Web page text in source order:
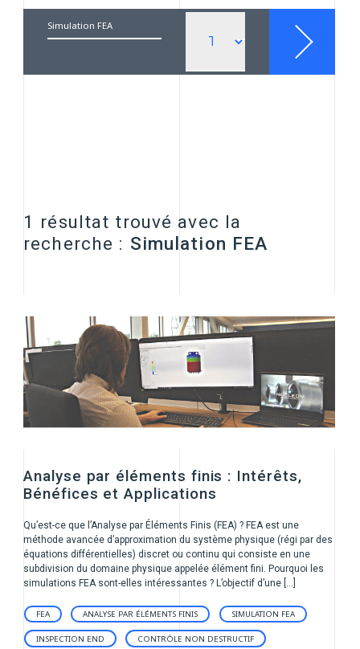
1 résultat trouvé avec la
recherche : Simulation FEA
Analyse par éléments finis : Intérêts,
Bénéfices et Applications
Qu’est-ce que l’Analyse par Éléments Finis (FEA) ? FEA est une
méthode avancée d’approximation du système physique (régi par des
équations différentielles) discret ou continu qui consiste en une
subdivision du domaine physique appelée élément fini. Pourquoi les
simulations FEA sont-elles intéressantes ? L’objectif d’une […]
FEA ANALYSE PAR ÉLÉMENTS FINIS SIMULATION FEA
INSPECTION END CONTRÔLE NON DESTRUCTIF